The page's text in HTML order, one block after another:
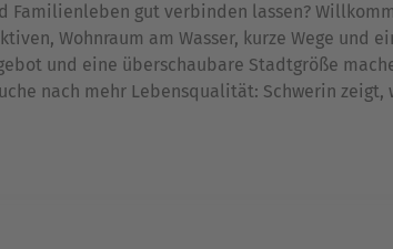
Familienleben gut verbinden lassen?
Wohnraum am Wasser, kurze Wege und
und eine überschaubare Stadtgröße
nach mehr Lebensqualität: Schwerin zeigt,